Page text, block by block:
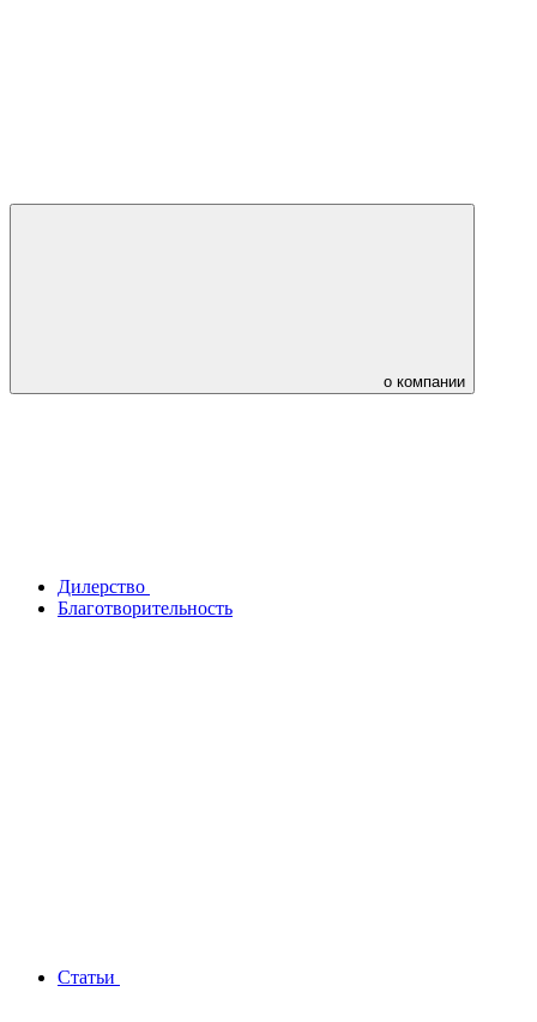
о компании
Дилерство
Благотворительность
Статьи